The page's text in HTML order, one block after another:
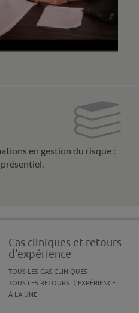
en gestion du risque :
Cas cliniques et retours
d'expérience
TOUS LES CAS CLINIQUES
TOUS LES RETOURS D'EXPÉRIENCE
À LA UNE